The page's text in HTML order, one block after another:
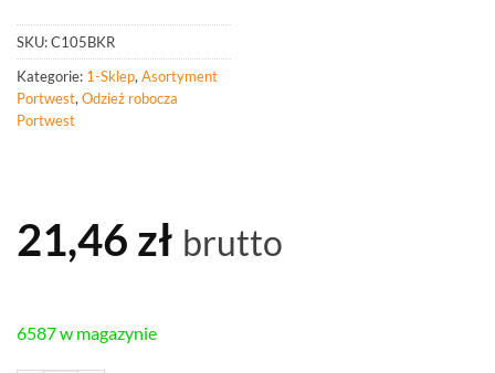
SKU:C105BKR
Kategorie: 1-Sklep,Asortyment
Portwest,Odzież robocza
Portwest
21,46 zł brutto
6587 w magazynie